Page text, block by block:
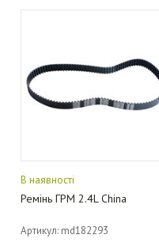
В наявності
Ремінь ГРМ 2.4L China
Артикул: md182293